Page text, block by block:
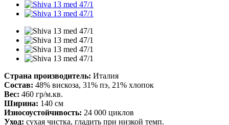
Страна производитель: Италия
Состав: 48% вискоза, 31% пэ, 21% хлопок
Вес: 460 гр/м.кв.
Ширина: 140 см
Износоустойчивость: 24 000 циклов
Уход: сухая чистка, гладить при низкой темп.